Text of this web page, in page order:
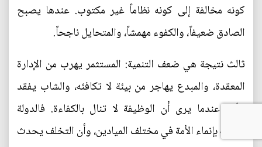
كونه مخالفة إلى كونه نظاماً غير مكتوب. عندها يصبح
الصادق ضعيفاً، والكفوء مهمشاً، والمتحايل ناجحاً.
ثالث نتيجة هي ضعف التنمية: المستثمر يهرب من الإدارة
المعقدة، والمبدع يهاجر من بيئة لا تكافئه، والشاب يفقد
الأمل عندما يرى أن الوظيفة لا تنال بالكفاءة. فالدولة
مطالبة بإنماء الأمة في مختلف الميادين، وأن التخلف يحدث